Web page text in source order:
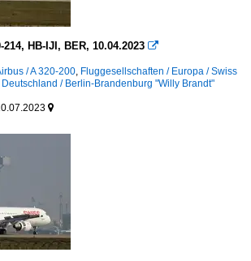
HB-IJI, BER, 10.04.2023 
/ A 320-200 Fluggesellschaften / Europa / Swiss
/ Berlin-Brandenburg "Willy Brandt"
